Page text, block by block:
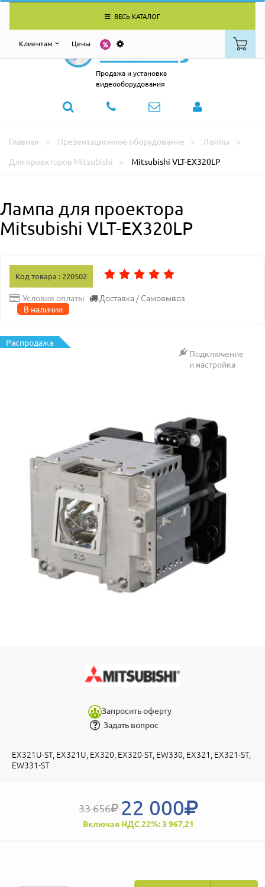
ВЕСЬ КАТАЛОГ
Клиентам Цены
Продажа и установка
видеооборудования
Главная Презентационное оборудование
Лампы
Для проекторов Mitsubishi
Mitsubishi VLT-EX320LP
Лампа для проектора
Mitsubishi VLT-EX320LP
Код товара : 220502
Условия оплаты Доставка / Самовывоз
В наличии
Распродажа
Подключение
и настройка
Запросить оферту
Задать вопрос
EX321U-ST, EX321U, EX320, EX320-ST, EW330, EX321, EX321-ST,
EW331-ST
33 656 22 000
Включая НДС 22%: 3 967,21